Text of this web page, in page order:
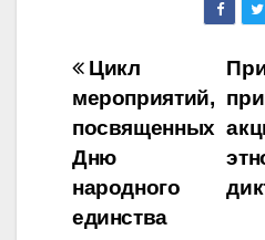
Навигация
по
записям
Цикл
мероприятий,
посвященных
Дню
народного
единства